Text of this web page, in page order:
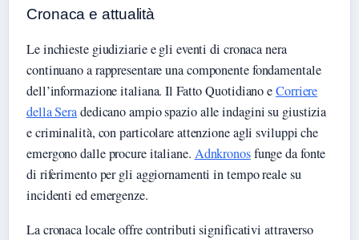
Cronaca e attualità
Le inchieste giudiziarie e gli eventi di cronaca nera
continuano a rappresentare una componente fondamentale
dell’informazione italiana. Il Fatto Quotidiano eCorriere
della Seradedicano ampio spazio alle indagini su giustizia
e criminalità, con particolare attenzione agli sviluppi che
emergono dalle procure italiane. Adnkronosfunge da fonte
di riferimento per gli aggiornamenti in tempo reale su
incidenti ed emergenze.
La cronaca locale offre contributi significativi attraverso